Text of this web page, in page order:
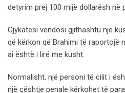
detyrim prej 100 mijë dollarësh në
Gjykatësi vendosi gjithashtu një
që kërkon që Brahimi të raportojë
ai është i lirë me kusht.
Normalisht, një personi të cilit i
një çështje penale kërkohet të